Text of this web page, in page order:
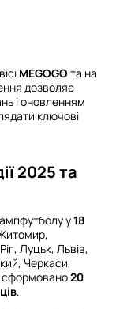
MEGOGO та на
дозволяє
і оновленням
ключові
2025 та
у18
Луцьк, Львів,
Черкаси,
сформовано20
.